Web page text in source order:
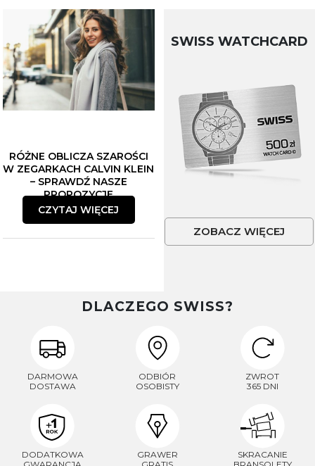
RÓŻNE OBLICZA SZAROŚCI
W ZEGARKACH CALVIN KLEIN
– SPRAWDŹ NASZE
PROPOZYCJE
CZYTAJ WIĘCEJ
SWISS WATCHCARD
ZOBACZ WIĘCEJ
DLACZEGO SWISS?
DARMOWA
DOSTAWA
ODBIÓR
OSOBISTY
ZWROT
365 DNI
DODATKOWA
GRAWER
SKRACANIE